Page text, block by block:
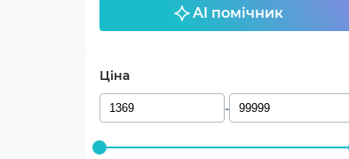
AI помічник
Ціна
-